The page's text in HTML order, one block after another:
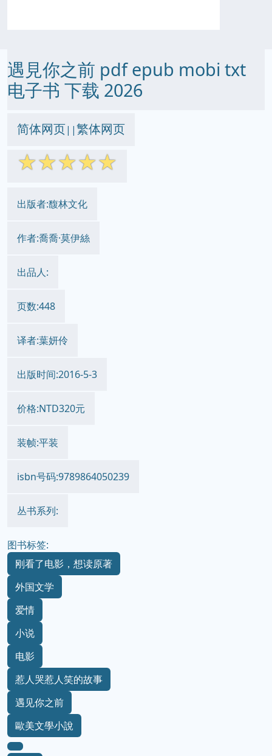
遇見你之前 pdf epub mobi txt
电子书 下载 2026
简体网页||繁体网页
☆☆☆☆☆
出版者:馥林文化
作者:喬喬·莫伊絲
出品人:
页数:448
译者:葉妍伶
出版时间:2016-5-3
价格:NTD320元
装帧:平装
isbn号码:9789864050239
丛书系列:
图书标签:
刚看了电影，想读原著
外国文学
爱情
小说
电影
惹人哭惹人笑的故事
遇见你之前
歐美文學小說